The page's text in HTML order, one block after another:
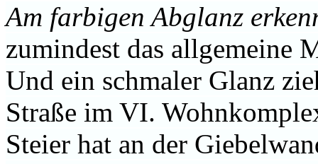
Am farbigen Abglanz
zumindest das allgemeine
Und ein schmaler Glanz
Straße im VI.
Steier hat an der